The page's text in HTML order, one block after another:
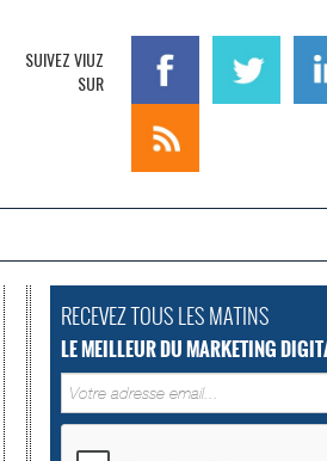
SUIVEZ VIUZ
SUR
RECEVEZ TOUS LES MATINS
LE MEILLEUR DU MARKETING